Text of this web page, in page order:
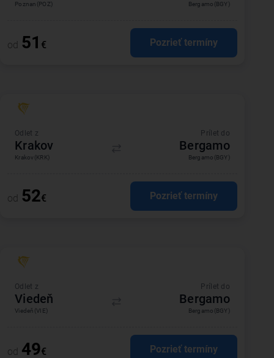
Poznan (POZ) Bergamo (BGY)
od 51 € Pozrieť termíny
Odlet z
Krakov
Prílet do
Bergamo
Krakov (KRK) Bergamo (BGY)
od 52€ Pozrieť termíny
Odlet z
Viedeň
Prílet do
Bergamo
Viedeň (VIE) Bergamo (BGY)
od 49€ Pozrieť termíny